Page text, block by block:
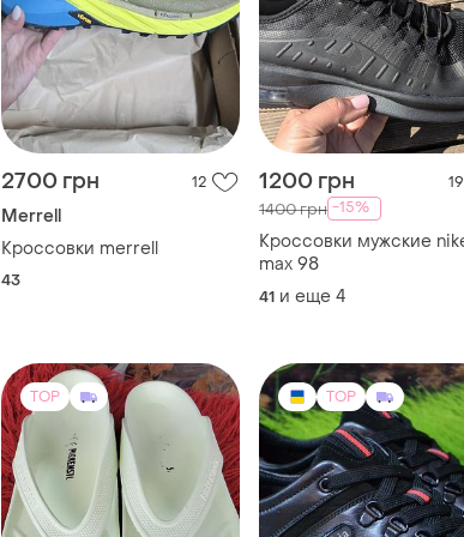
2700 грн 12
Merrell
Кроссовки merrell
43
1200 грн 19
1400 грн -15%
Кроссовки мужские
max 98
41 и еще 4
TOP TOP